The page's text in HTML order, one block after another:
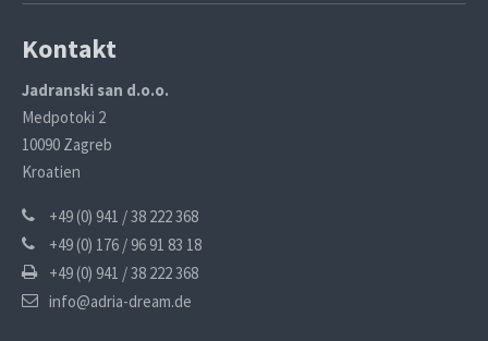
Kontakt
Jadranski san d.o.o.
Medpotoki 2
10090 Zagreb
Kroatien
+49 (0) 941 / 38 222 368
+49 (0) 176 / 96 91 83 18
+49 (0) 941 / 38 222 368
info@adria-dream.de